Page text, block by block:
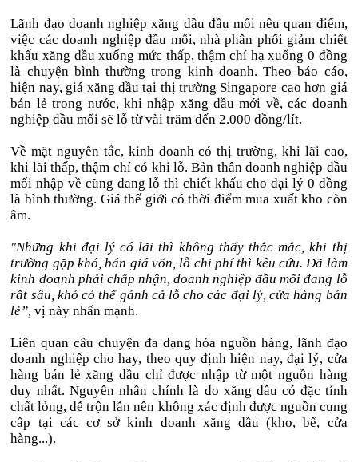
Lãnh đạo doanh nghiệp xăng dầu đầu mối nêu quan điểm,
việc các doanh nghiệp đầu mối, nhà phân phối giảm chiết
khấu xăng dầu xuống mức thấp, thậm chí hạ xuống 0 đồng
là chuyện bình thường trong kinh doanh. Theo báo cáo,
hiện nay, giá xăng dầu tại thị trường Singapore cao hơn giá
bán lẻ trong nước, khi nhập xăng dầu mới về, các doanh
nghiệp đầu mối sẽ lỗ từ vài trăm đến 2.000 đồng/lít.
Về mặt nguyên tắc, kinh doanh có thị trường, khi lãi cao,
khi lãi thấp, thậm chí có khi lỗ. Bản thân doanh nghiệp đầu
mối nhập về cũng đang lỗ thì chiết khấu cho đại lý 0 đồng
là bình thường. Giá thế giới có thời điểm mua xuất kho còn
âm.
"Những khi đại lý có lãi thì không thấy thắc mắc, khi thị
trường gặp khó, bán giá vốn, lỗ chi phí thì kêu cứu. Đã làm
kinh doanh phải chấp nhận, doanh nghiệp đầu mối đang lỗ
rất sâu, khó có thể gánh cả lỗ cho các đại lý, cửa hàng bán
lẻ”, vị này nhấn mạnh.
Liên quan câu chuyện đa dạng hóa nguồn hàng, lãnh đạo
doanh nghiệp cho hay, theo quy định hiện nay, đại lý, cửa
hàng bán lẻ xăng dầu chỉ được nhập từ một nguồn hàng
duy nhất. Nguyên nhân chính là do xăng dầu có đặc tính
chất lỏng, dễ trộn lẫn nên không xác định được nguồn cung
cấp tại các cơ sở kinh doanh xăng dầu (kho, bể, cửa
hàng...).